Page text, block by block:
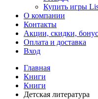
Купить игры
О компании
Контакты
Акции, скидки,
Оплата и доставка
Вход
Главная
Книги
Книги
Детская литература